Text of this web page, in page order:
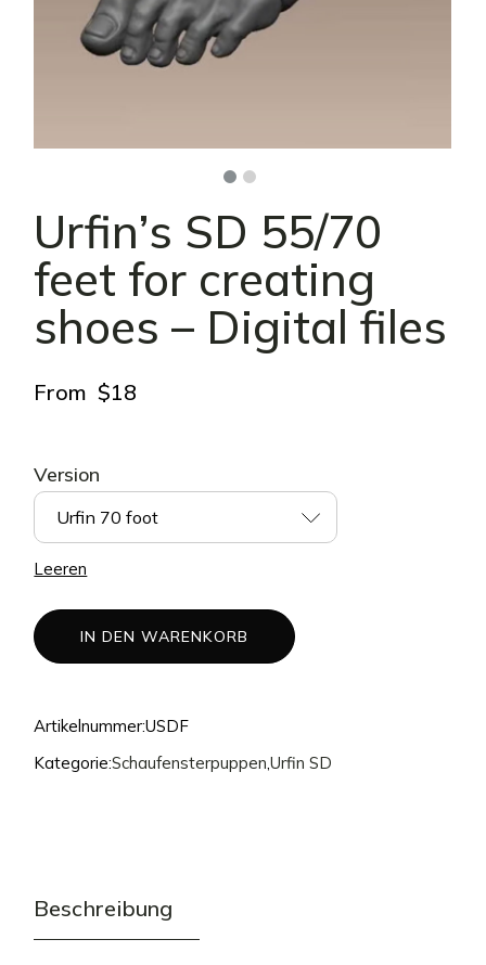
Urfin’s SD 55/70
feet for creating
shoes – Digital files
From$18
Version
Urfin 70 foot
Leeren
IN DEN WARENKORB
Artikelnummer:USDF
Kategorie:Schaufensterpuppen,Urfin SD
Beschreibung